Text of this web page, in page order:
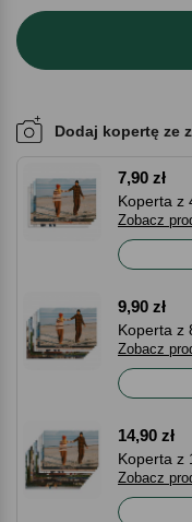
Dodaj kopertę ze
7,90 zł
Koperta z
Zobacz
9,90 zł
Koperta z
Zobacz
14,90 zł
Koperta z
Zobacz